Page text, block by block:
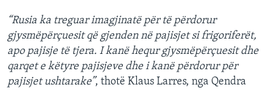
“Rusia ka treguar imagjinatë për të përdorur
gjysmëpërçuesit që gjenden në pajisjet si frigoriferët,
apo pajisje të tjera. I kanë hequr gjysmëpërçuesit dhe
qarqet e këtyre pajisjeve dhe i kanë përdorur për
pajisjet ushtarake”, thotë Klaus Larres, nga Qendra